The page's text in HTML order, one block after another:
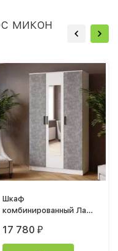
микон
Шкаф
комбинированный Ларс
зеркалом белый/
ателье светлое
17 780 ₽